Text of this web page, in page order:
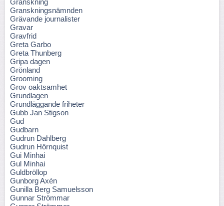
Granskning
Granskningsnämnden
Grävande journalister
Gravar
Gravfrid
Greta Garbo
Greta Thunberg
Gripa dagen
Grönland
Grooming
Grov oaktsamhet
Grundlagen
Grundläggande friheter
Gubb Jan Stigson
Gud
Gudbarn
Gudrun Dahlberg
Gudrun Hörnquist
Gui Minhai
Gul Minhai
Guldbröllop
Gunborg Axén
Gunilla Berg Samuelsson
Gunnar Strömmar